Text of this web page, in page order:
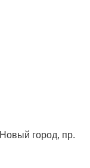
Новый город, пр.